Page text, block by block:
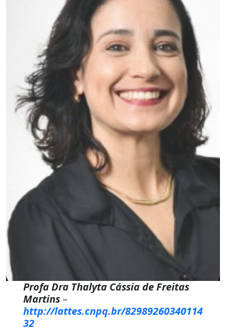
Profa Dra Thalyta Cássia de Freitas
Martins –
http://lattes.cnpq.br/82989260340114
32